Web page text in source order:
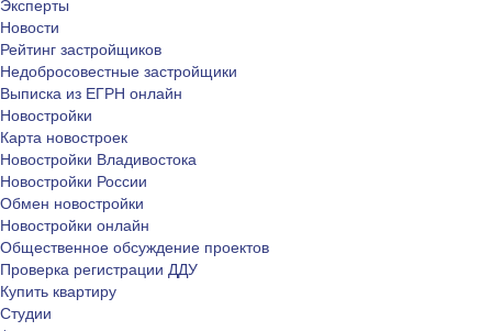
Эксперты
Новости
Рейтинг застройщиков
Недобросовестные застройщики
Выписка из ЕГРН онлайн
Новостройки
Карта новостроек
Новостройки Владивостока
Новостройки России
Обмен новостройки
Новостройки онлайн
Общественное обсуждение проектов
Проверка регистрации ДДУ
Купить квартиру
Студии